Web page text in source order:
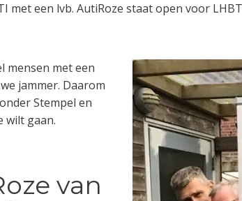
met een lvb. AutiRoze staat open voor
mensen met een
jammer. Daarom
Stempel en
wilt gaan.
van